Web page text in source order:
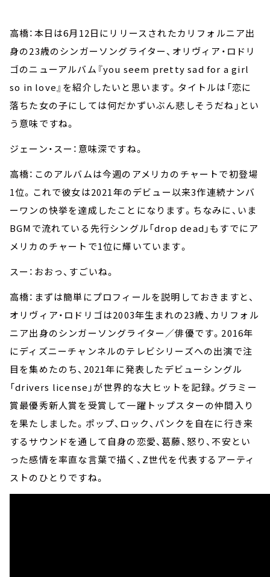
高橋：本日は6月12日にリリースされたカリフォルニア出
身の23歳のシンガーソングライター、オリヴィア・ロドリ
ゴのニューアルバム『you seem pretty sad for a girl
so in love』を紹介したいと思います。タイトルは「恋に
落ちた女の子にしては何だかずいぶん悲しそうだね」とい
う意味ですね。
ジェーン・スー：意味深ですね。
高橋：このアルバムは今週のアメリカのチャートで初登場
1位。これで彼女は2021年のデビュー以来3作連続ナンバ
ーワンの快挙を達成したことになります。ちなみに、いま
BGMで流れている先行シングル「drop dead」もすでにア
メリカのチャートで1位に輝いています。
スー：おおっ、すごいね。
高橋：まずは簡単にプロフィールを説明しておきますと、
オリヴィア・ロドリゴは2003年生まれの23歳、カリフォル
ニア出身のシンガーソングライター／俳優です。2016年
にディズニーチャンネルのテレビシリーズへの出演で注
目を集めたのち、2021年に発表したデビューシングル
「drivers license」が世界的な大ヒットを記録。グラミー
賞最優秀新人賞を受賞して一躍トップスターの仲間入り
を果たしました。ポップ、ロック、パンクを自在に行き来
するサウンドを通して自身の恋愛、葛藤、怒り、不安とい
った感情を率直な言葉で描く、Z世代を代表するアーティ
ストのひとりですね。